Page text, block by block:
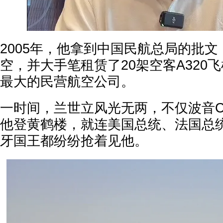
2005年，他拿到中国民航总局的批
空，并大手笔租赁了20架空客A320
最大的民营航空公司。
一时间，兰世立风光无两，不仅波音
他登黄鹤楼，就连美国总统、法国总
牙国王都纷纷抢着见他。